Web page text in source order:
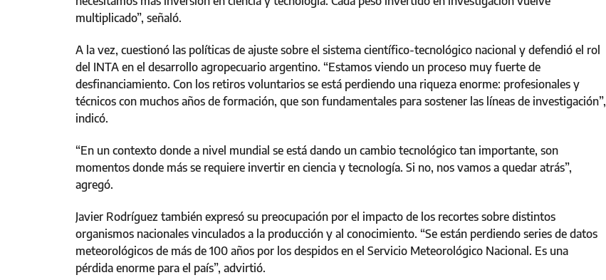
multiplicado”, señaló.
A la vez, cuestionó las políticas de ajuste sobre el sistema científico-tecnológico nacional y defendió el rol
del INTA en el desarrollo agropecuario argentino. “Estamos viendo un proceso muy fuerte de
desfinanciamiento. Con los retiros voluntarios se está perdiendo una riqueza enorme: profesionales y
técnicos con muchos años de formación, que son fundamentales para sostener las líneas de investigación”,
indicó.
“En un contexto donde a nivel mundial se está dando un cambio tecnológico tan importante, son
momentos donde más se requiere invertir en ciencia y tecnología. Si no, nos vamos a quedar atrás”,
agregó.
Javier Rodríguez también expresó su preocupación por el impacto de los recortes sobre distintos
organismos nacionales vinculados a la producción y al conocimiento. “Se están perdiendo series de datos
meteorológicos de más de 100 años por los despidos en el Servicio Meteorológico Nacional. Es una
pérdida enorme para el país”, advirtió.